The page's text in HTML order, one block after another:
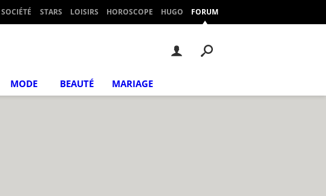
SOCIÉTÉ STARS LOISIRS HOROSCOPE HUGO FORUM
MODE BEAUTÉ MARIAGE